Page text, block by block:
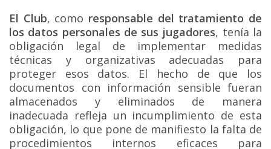
El Club, como responsable del tratamiento de
los datos personales de sus jugadores, tenía la
obligación legal de implementar medidas
técnicas y organizativas adecuadas para
proteger esos datos. El hecho de que los
documentos con información sensible fueran
almacenados y eliminados de manera
inadecuada refleja un incumplimiento de esta
obligación, lo que pone de manifiesto la falta de
procedimientos internos eficaces para